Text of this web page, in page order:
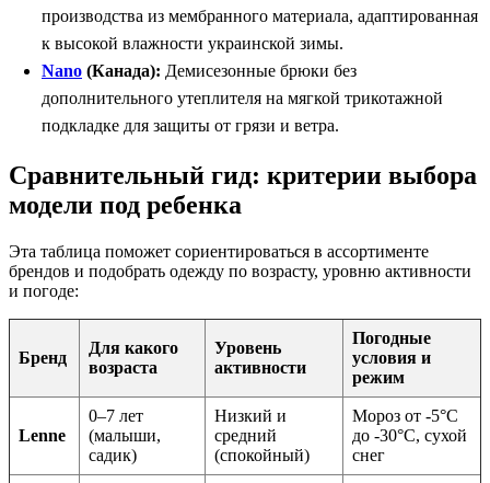
производства из мембранного материала, адаптированная
к высокой влажности украинской зимы.
Nano (Канада): Демисезонные брюки без
дополнительного утеплителя на мягкой трикотажной
подкладке для защиты от грязи и ветра.
Сравнительный гид: критерии выбора
модели под ребенка
Эта таблица поможет сориентироваться в ассортименте
брендов и подобрать одежду по возрасту, уровню активности
и погоде:
Бренд
Для какого
возраста
Уровень
активности
Погодные
условия и
режим
Lenne
0–7 лет
(малыши,
садик)
Низкий и
средний
(спокойный)
Мороз от -5°C
до -30°C, сухой
снег